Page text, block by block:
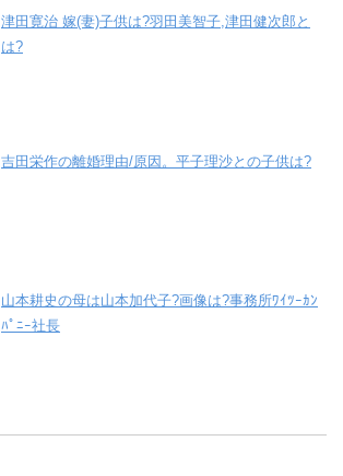
津田寛治 嫁(妻)子供は?羽田美智子,津田健次郎と
は?
吉田栄作の離婚理由/原因。平子理沙との子供は?
山本耕史の母は山本加代子?画像は?事務所ﾜｲﾂｰｶﾝ
ﾊﾟﾆｰ社長